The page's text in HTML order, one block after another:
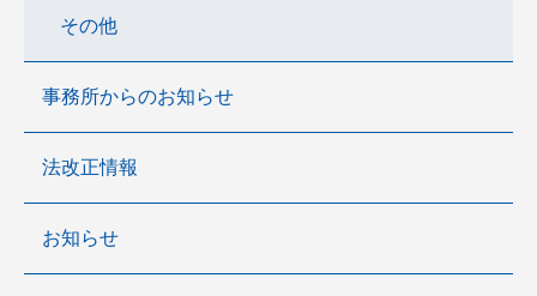
その他
事務所からのお知らせ
法改正情報
お知らせ